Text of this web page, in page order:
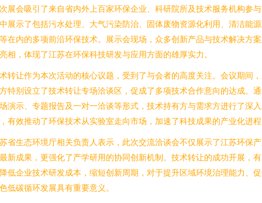
展会吸引了来自省内外上百家环保企业、科研院所及技术服务机构参
展示了包括污水处理、大气污染防治、固体废物资源化利用、清洁能
在内的多项前沿环保技术。展示会现场，众多创新产品与技术解决方
相，体现了江苏在环保科技研发与应用方面的雄厚实力。
转让作为本次活动的核心议题，受到了与会者的高度关注。会议期间
特别设立了技术转让专场洽谈区，促成了多项技术合作意向的达成。
演示、专题报告及一对一洽谈等形式，技术持有方与需求方进行了深
有效推动了环保技术从实验室走向市场，加速了科技成果的产业化进
省生态环境厅相关负责人表示，此次交流洽谈会不仅展示了江苏环保
新成果，更强化了产学研用的协同创新机制。技术转让的成功开展，
低企业技术研发成本，缩短创新周期，对于提升区域环境治理能力、
低碳循环发展具有重要意义。